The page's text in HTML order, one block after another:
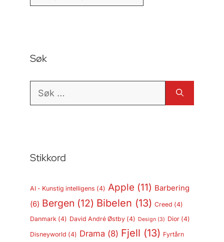
Søk
Søk
Stikkord
AI - Kunstig intelligens (4) Apple (11) Barbering
(6) Bergen (12) Bibelen (13) Creed (4)
Danmark(4) David André Østby(4) Design(3) Dior(4)
Disneyworld (4) Drama (8) Fjell (13) Fyrtårn